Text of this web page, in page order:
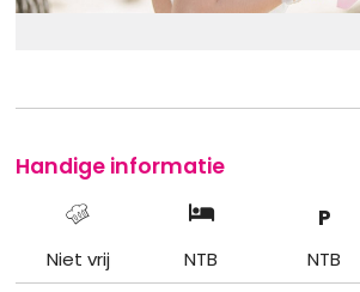
Handige informatie
Niet vrij NTB
P
NTB